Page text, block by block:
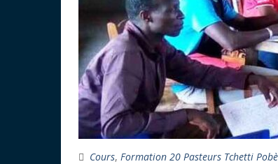
Cours, Formation 20 Pasteurs Tchetti Pobè